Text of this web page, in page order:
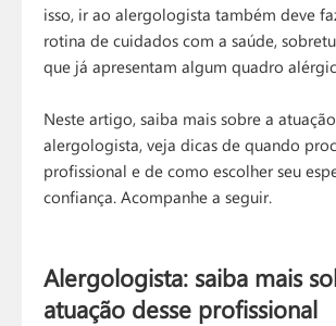
isso, ir ao alergologista também deve
rotina de cuidados com a saúde,
que já apresentam algum quadro
Neste artigo, saiba mais sobre a
alergologista, veja dicas de quando
profissional e de como escolher seu
confiança. Acompanhe a seguir.
Alergologista: saiba mais
atuação desse profissional